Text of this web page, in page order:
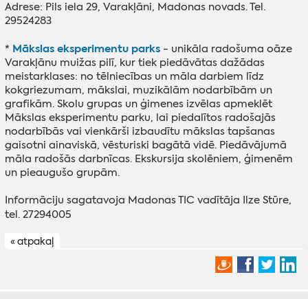
Adrese: Pils iela 29, Varakļāni, Madonas novads. Tel.
29524283
* Mākslas eksperimentu parks- unikāla radošuma oāze
Varakļānu muižas pilī, kur tiek piedāvātas dažādas
meistarklases: no tēlniecības un māla darbiem līdz
kokgriezumam, mākslai, muzikālām nodarbībām un
grafikām. Skolu grupas un ģimenes izvēlas apmeklēt
Mākslas eksperimentu parku, lai piedalītos radošajās
nodarbībās vai vienkārši izbaudītu mākslas tapšanas
gaisotni ainaviskā, vēsturiski bagātā vidē. Piedāvājumā
māla radošās darbnīcas. Ekskursija skolēniem, ģimenēm
un pieaugušo grupām.
Informāciju sagatavoja Madonas TIC vadītāja Ilze Stūre,
tel. 27294005
« atpakaļ